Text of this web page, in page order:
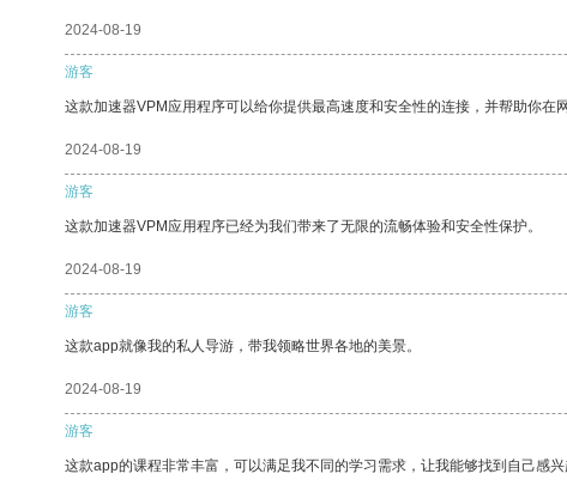
2024-08-19
游客
这款加速器VPM应用程序可以给你提供最高速度和安全性的连接，并帮助你在
2024-08-19
游客
这款加速器VPM应用程序已经为我们带来了无限的流畅体验和安全性保护。
2024-08-19
游客
这款app就像我的私人导游，带我领略世界各地的美景。
2024-08-19
游客
这款app的课程非常丰富，可以满足我不同的学习需求，让我能够找到自己感兴